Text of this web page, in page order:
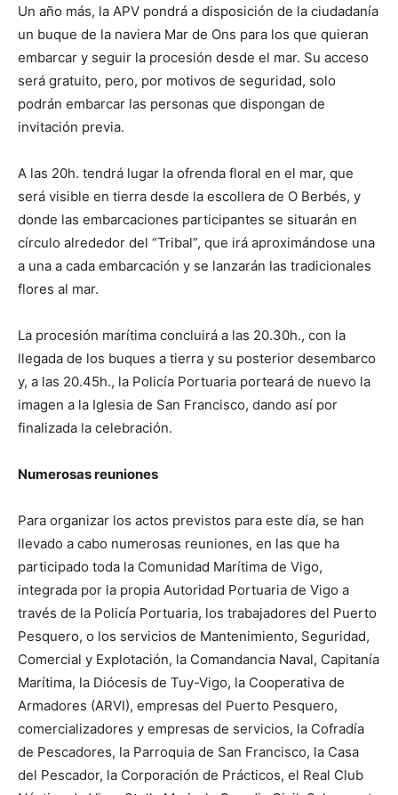
Un año más, la APV pondrá a disposición de la ciudadanía
un buque de la naviera Mar de Ons para los que quieran
embarcar y seguir la procesión desde el mar. Su acceso
será gratuito, pero, por motivos de seguridad, solo
podrán embarcar las personas que dispongan de
invitación previa.
A las 20h. tendrá lugar la ofrenda floral en el mar, que
será visible en tierra desde la escollera de O Berbés, y
donde las embarcaciones participantes se situarán en
círculo alrededor del “Tribal”, que irá aproximándose una
a una a cada embarcación y se lanzarán las tradicionales
flores al mar.
La procesión marítima concluirá a las 20.30h., con la
llegada de los buques a tierra y su posterior desembarco
y, a las 20.45h., la Policía Portuaria porteará de nuevo la
imagen a la Iglesia de San Francisco, dando así por
finalizada la celebración.
Numerosas reuniones
Para organizar los actos previstos para este día, se han
llevado a cabo numerosas reuniones, en las que ha
participado toda la Comunidad Marítima de Vigo,
integrada por la propia Autoridad Portuaria de Vigo a
través de la Policía Portuaria, los trabajadores del Puerto
Pesquero, o los servicios de Mantenimiento, Seguridad,
Comercial y Explotación, la Comandancia Naval, Capitanía
Marítima, la Diócesis de Tuy-Vigo, la Cooperativa de
Armadores (ARVI), empresas del Puerto Pesquero,
comercializadores y empresas de servicios, la Cofradía
de Pescadores, la Parroquia de San Francisco, la Casa
del Pescador, la Corporación de Prácticos, el Real Club